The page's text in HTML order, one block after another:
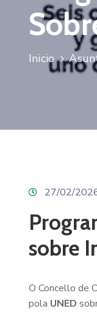
Inicio
27/02/
sobre
O Concello de
pola UNED